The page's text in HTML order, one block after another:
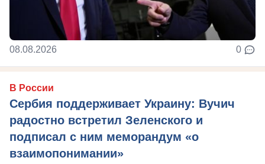
08.08.2026 0
В России
Сербия поддерживает Украину: Вучич
радостно встретил Зеленского и
подписал с ним меморандум «о
взаимопонимании»